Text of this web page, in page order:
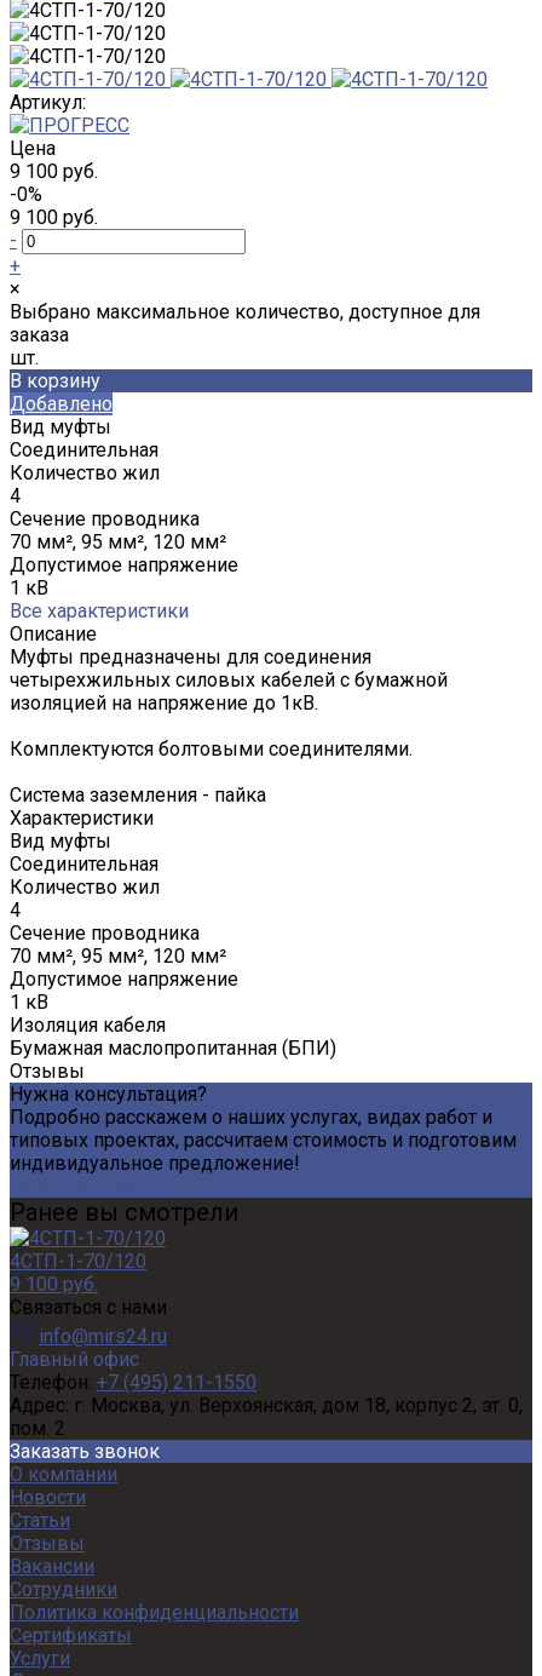
Артикул:
Цена
9 100 руб.
-0%
9 100 руб.
-
+
×
Выбрано максимальное количество, доступное для
заказа
шт.
В корзину
Добавлено
Вид муфты
Соединительная
Количество жил
4
Сечение проводника
70 мм², 95 мм², 120 мм²
Допустимое напряжение
1 кВ
Все характеристики
Описание
Муфты предназначены для соединения
четырехжильных силовых кабелей с бумажной
изоляцией на напряжение до 1кВ.
Комплектуются болтовыми соединителями.
Система заземления - пайка
Характеристики
Вид муфты
Соединительная
Количество жил
4
Сечение проводника
70 мм², 95 мм², 120 мм²
Допустимое напряжение
1 кВ
Изоляция кабеля
Бумажная маслопропитанная (БПИ)
Отзывы
Нужна консультация?
Подробно расскажем о наших услугах, видах работ и
типовых проектах, рассчитаем стоимость и подготовим
индивидуальное предложение!
Ранее вы смотрели
4СТП-1-70/120
9 100 руб.
Связаться с нами
info@mirs24.ru
Главный офис
Телефон: +7 (495) 211-1550
Адрес: г. Москва, ул. Верхоянская, дом 18, корпус 2, эт. 0,
пом. 2
Заказать звонок
О компании
Новости
Статьи
Отзывы
Вакансии
Сотрудники
Политика конфиденциальности
Сертификаты
Услуги